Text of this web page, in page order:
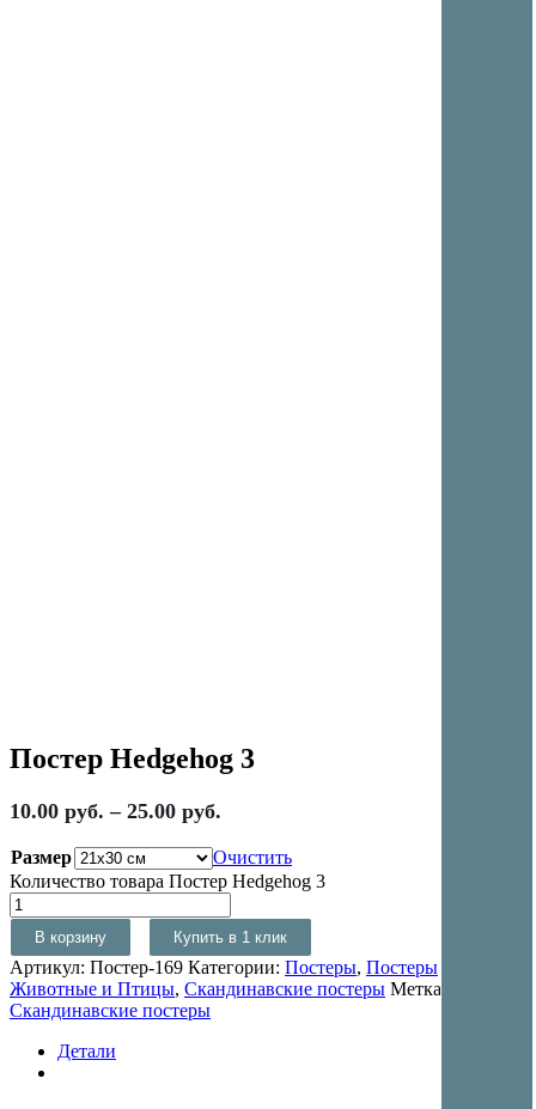
Постер Hedgehog 3
10.00 руб. – 25.00 руб.
Размер
Очистить
Количество товара Постер Hedgehog 3
В корзину Купить в 1 клик
Артикул: Постер-169 Категории: Постеры, Постеры
Животные и Птицы, Скандинавские постеры Метка:
Скандинавские постеры
Детали